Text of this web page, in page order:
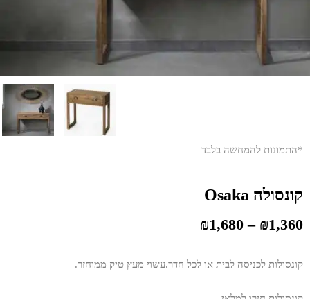
*התמונות להמחשה בלבד
קונסולה Osaka
₪1,360
–
₪1,680
קונסולות לכניסה לבית או לכל חדר.עשוי מעץ טיק ממוחזר.